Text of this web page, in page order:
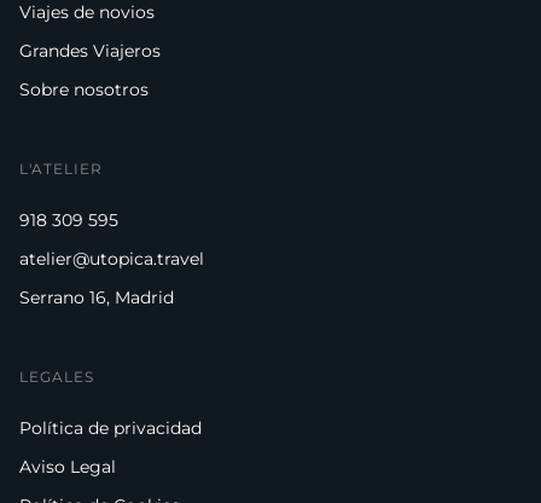
Viajes de novios
Grandes Viajeros
Sobre nosotros
L'ATELIER
918 309 595
atelier@utopica.travel
Serrano 16, Madrid
LEGALES
Política de privacidad
Aviso Legal